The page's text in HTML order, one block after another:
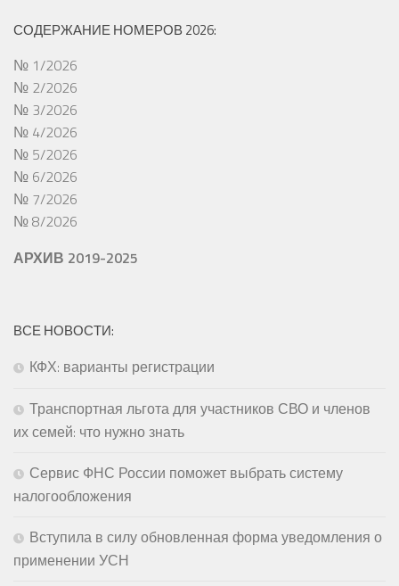
СОДЕРЖАНИЕ НОМЕРОВ 2026:
№ 1/2026
№ 2/2026
№ 3/2026
№ 4/2026
№ 5/2026
№ 6/2026
№ 7/2026
№ 8/2026
АРХИВ 2019-2025
ВСЕ НОВОСТИ:
КФХ: варианты регистрации
Транспортная льгота для участников СВО и членов
их семей: что нужно знать
Сервис ФНС России поможет выбрать систему
налогообложения
Вступила в силу обновленная форма уведомления о
применении УСН